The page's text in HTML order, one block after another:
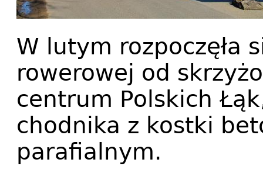
W lutym rozpoczęła
rowerowej od
centrum Polskich
chodnika z kostki
parafialnym.